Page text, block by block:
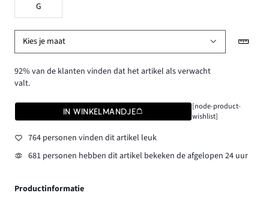
G
Kies je maat
92% van de klanten vinden dat het artikel als verwacht
valt.
IN WINKELMANDJE
[node-product-
wishlist]
764 personen vinden dit artikel leuk
681 personen hebben dit artikel bekeken de afgelopen 24 uur
Productinformatie